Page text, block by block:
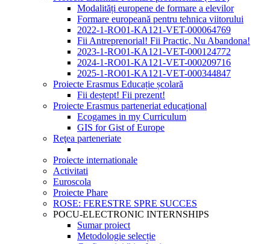
Modalități europene de formare a elevilor
Formare europeană pentru tehnica viitorului
2022-1-RO01-KA121-VET-000064769
Fii Antreprenorial! Fii Practic, Nu Abandona!
2023-1-RO01-KA121-VET-000124772
2024-1-RO01-KA121-VET-000209716
2025-1-RO01-KA121-VET-000344847
Proiecte Erasmus Educație școlară
Fii deștept! Fii prezent!
Proiecte Erasmus parteneriat educațional
Ecogames in my Curriculum
GIS for Gist of Europe
Reţea parteneriate
Proiecte internationale
Activitati
Euroscola
Proiecte Phare
ROSE: FERESTRE SPRE SUCCES
POCU-ELECTRONIC INTERNSHIPS
Sumar proiect
Metodologie selecție